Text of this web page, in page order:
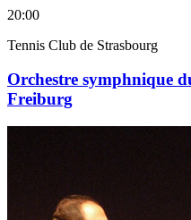
20:00
Tennis Club de Strasbourg
Orchestre symphnique
Freiburg